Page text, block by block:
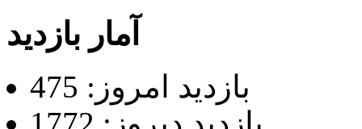
آمار بازدید
بازدید امروز: 475